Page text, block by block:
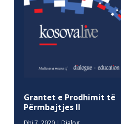
Grantet e Prodhimit të
Përmbajtjes II